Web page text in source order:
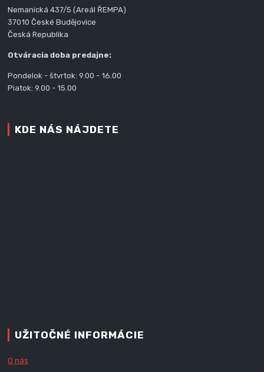
Nemanická 437/5 (Areál ŘEMPA)
37010 České Budějovice
Česká Republika
Otváracia doba predajne:
Pondelok - štvrtok: 9.00 - 16.00
Piatok: 9.00 - 15.00
KDE NÁS NÁJDETE
UŽITOČNÉ INFORMÁCIE
O nás